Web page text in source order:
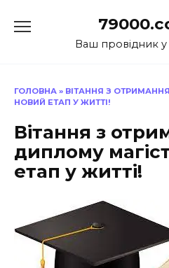
до
Ваш провідник у
ГОЛОВНА » ВІТАННЯ З
НОВИЙ ЕТАП У ЖИТТІ!
Вітання з
диплому
етап у житті!